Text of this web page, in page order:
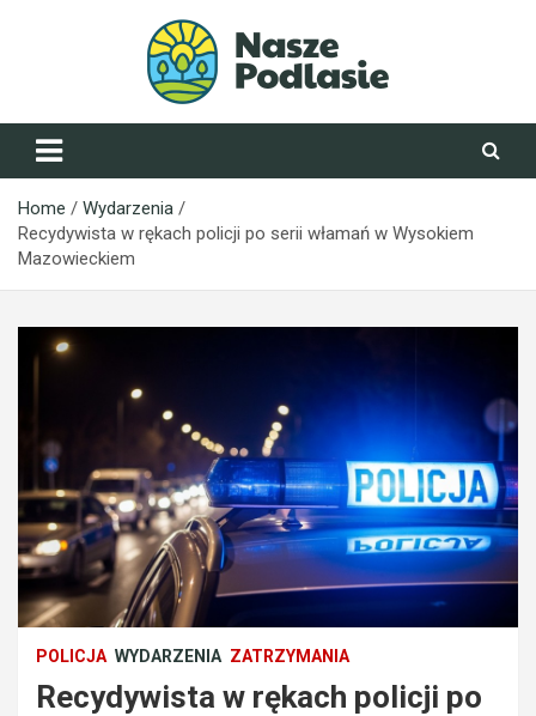
NaszePodlasie.pl
Home
Wydarzenia
Recydywista w rękach policji po serii włamań w Wysokiem
Mazowieckiem
POLICJA WYDARZENIA ZATRZYMANIA
Recydywista w rękach policji po